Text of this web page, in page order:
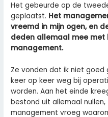
Het gebeurde op de
geplaatst. Het
vreemd in mijn ogen, en
deden allemaal mee
management.
Ze vonden dat ik niet goed
keer op keer weg bij
worden. Aan het einde
bestond uit allemaal
management vroeg